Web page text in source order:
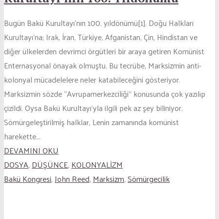
Bugün Bakü Kurultayı’nın 100. yıldönümü[1]. Doğu Halkları
Kurultayı’na; Irak, İran, Türkiye, Afganistan, Çin, Hindistan ve
diğer ülkelerden devrimci örgütleri bir araya getiren Komünist
Enternasyonal önayak olmuştu. Bu tecrübe, Marksizmin anti-
kolonyal mücadelelere neler katabileceğini gösteriyor.
Marksizmin sözde “Avrupamerkezciliği” konusunda çok yazılıp
çizildi. Oysa Bakü Kurultayı’yla ilgili pek az şey biliniyor.
Sömürgeleştirilmiş halklar, Lenin zamanında komünist
harekette...
DEVAMINI OKU
DOSYA,DÜŞÜNCE,KOLONYALİZM
Bakü Kongresi,John Reed,Marksizm,Sömürgecilik